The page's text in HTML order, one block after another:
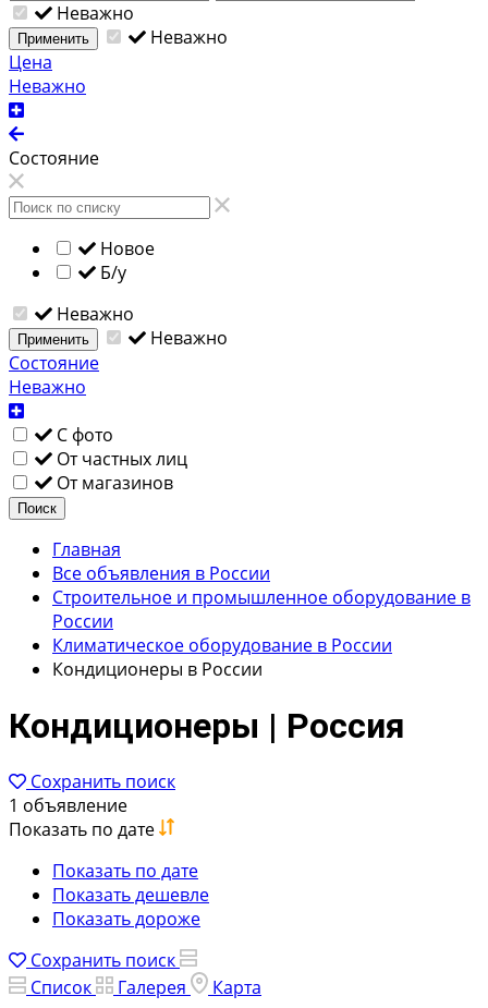
Неважно
Применить
Неважно
Цена
Неважно
Состояние
Новое
Б/у
Неважно
Применить
Неважно
Состояние
Неважно
С фото
От частных лиц
От магазинов
Поиск
Главная
Все объявления в России
Строительное и промышленное оборудование в
России
Климатическое оборудование в России
Кондиционеры в России
Кондиционеры | Россия
Сохранить поиск
1 объявление
Показать по дате
Показать по дате
Показать дешевле
Показать дороже
Сохранить поиск
Список
Галерея Карта